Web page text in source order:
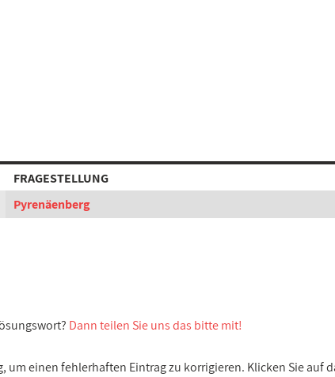
FRAGESTELLUNG
Pyrenäenberg
Dann teilen Sie uns das bitte mit!
um einen fehlerhaften Eintrag zu korrigieren. Klicken Sie auf